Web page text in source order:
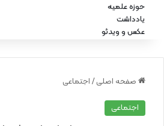
حوزه علمیه
یادداشت
عکس و ویدئو
صفحه اصلی / اجتماعی
اجتماعی